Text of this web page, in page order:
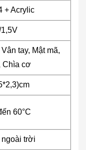
+ Acrylic
tay, Mật mã,
Chìa cơ
60°C
trời